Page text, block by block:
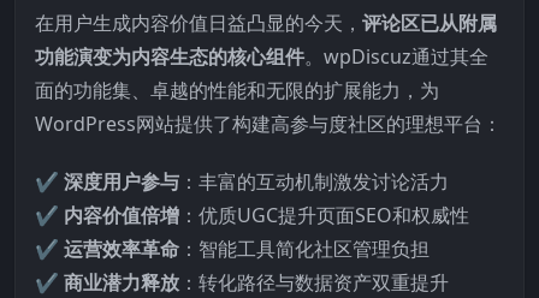
在用户生成内容价值日益凸显的今天， 评论区已从附属
功能演变为内容生态的核心组件。wpDiscuz通过其全
面的功能集、卓越的性能和无限的扩展能力，为
WordPress网站提供了构建高参与度社区的理想平台：
✔ 深度用户参与 ：丰富的互动机制激发讨论活力
✔ 内容价值倍增 ：优质UGC提升页面SEO和权威性
✔ 运营效率革命 ：智能工具简化社区管理负担
✔ 商业潜力释放 ：转化路径与数据资产双重提升